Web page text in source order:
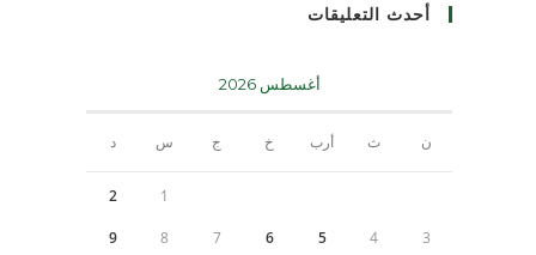
أحدث التعليقات
أغسطس 2026
ن ث أرب خ ج س د
1
2
3
4
5
6
7
8
9